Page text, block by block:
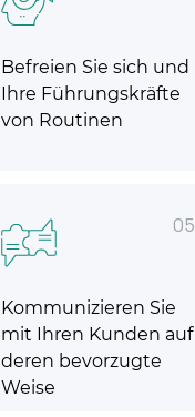
Befreien Sie sich und
Ihre Führungskräfte
von Routinen
05
Kommunizieren Sie
mit Ihren Kunden auf
deren bevorzugte
Weise